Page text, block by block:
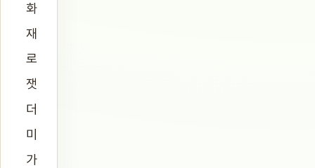
화
재
로
잿
더
미
가